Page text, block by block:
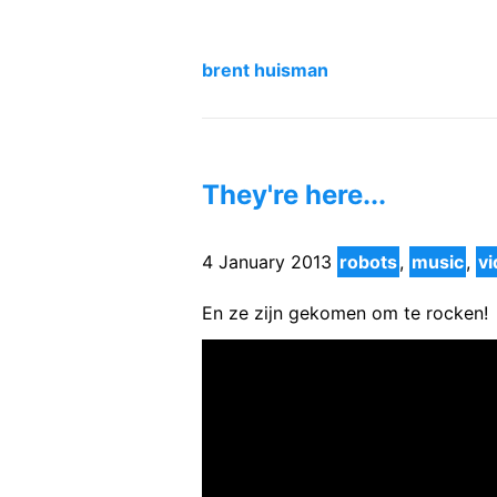
brent huisman
They're here...
4 January 2013 robots, music,
En ze zijn gekomen om te rocken!